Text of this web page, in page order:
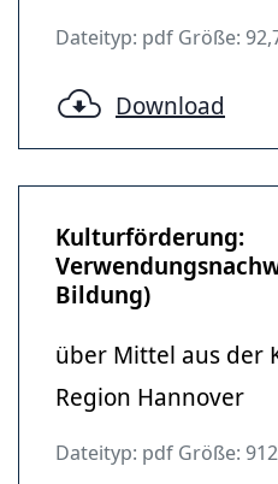
Dateityp: pdf Größe:
Download
Kulturförderung:
Bildung)
über Mittel aus der
Region Hannover
Dateityp: pdf Größe: